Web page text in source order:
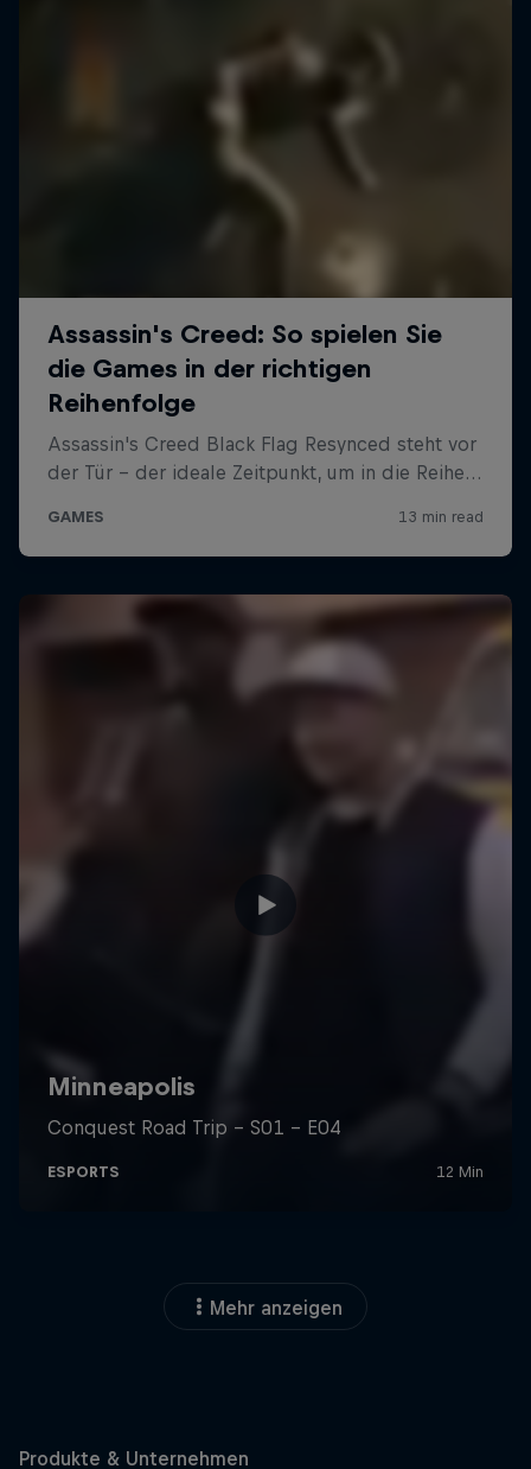
Mehr anzeigen